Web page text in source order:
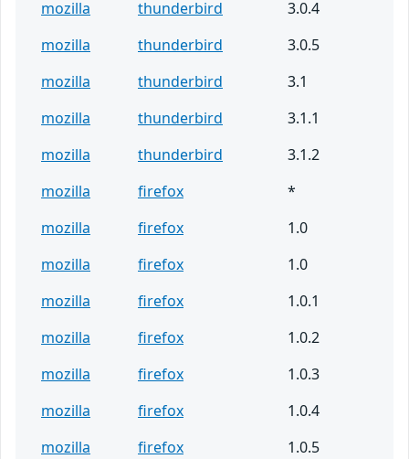
mozilla thunderbird
3.0.4
mozilla
thunderbird
3.0.5
mozilla
thunderbird
3.1
mozilla
thunderbird
3.1.1
mozilla
thunderbird
3.1.2
mozilla
firefox
*
mozilla
firefox
1.0
mozilla
firefox
1.0
mozilla
firefox
1.0.1
mozilla
firefox
1.0.2
mozilla
firefox
1.0.3
mozilla
firefox
1.0.4
mozilla
firefox
1.0.5